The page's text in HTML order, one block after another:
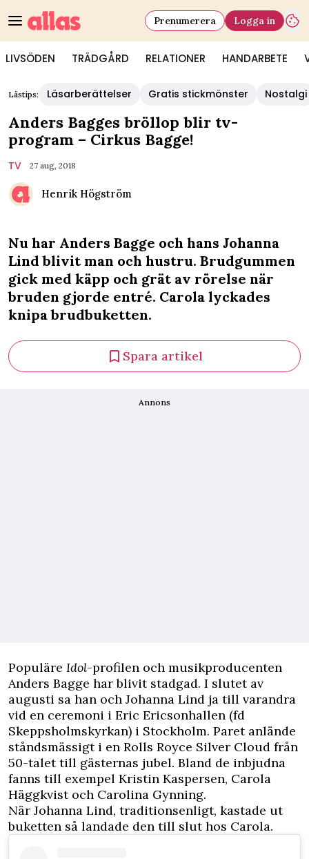
LIVSÖDEN TRÄDGÅRD RELATIONER HANDARBETE
Prenumerera Logga in
Lästips: Läsarberättelser Gratis stickmönster Nostalgi
Anders Bagges bröllop blir tv-
program – Cirkus Bagge!
TV 27 aug, 2018
Henrik Högström
Nu har Anders Bagge och hans Johanna
Lind blivit man och hustru. Brudgummen
gick med käpp och grät av rörelse när
bruden gjorde entré. Carola lyckades
knipa brudbuketten.
Spara artikel
Annons
Populäre Idol-profilen och musikproducenten
Anders Bagge har blivit stadgad. I slutet av
augusti sa han och Johanna Lind ja till varandra
vid en ceremoni i Eric Ericsonhallen (fd
Skeppsholmskyrkan) i Stockholm. Paret anlände
ståndsmässigt i en Rolls Royce Silver Cloud från
50-talet till gästernas jubel. Bland de inbjudna
fanns till exempel Kristin Kaspersen, Carola
Häggkvist och Carolina Gynning.
När Johanna Lind, traditionsenligt, kastade ut
buketten så landade den till slut hos Carola.